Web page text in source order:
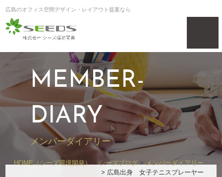
広島のオフィス空間デザイン・レイアウト提案なら
MEMBER-
DIARY
メンバーダイアリー
HOME（シーズ環境開発）>シーズブログ>メンバーダイアリー
> 広島出身 女子テニスプレーヤー